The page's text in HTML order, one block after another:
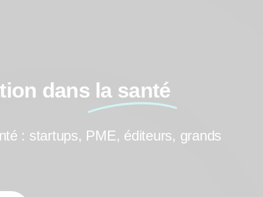
dans la santé
: startups, PME, éditeurs, grands